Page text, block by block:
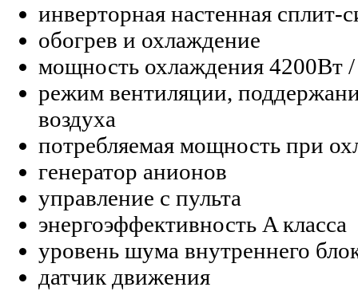
инверторная настенная сплит-
обогрев и охлаждение
мощность охлаждения 4200Вт
режим вентиляции,
воздуха
потребляемая мощность при
генератор анионов
управление с пульта
энергоэффективность A класса
уровень шума внутреннего
датчик движения